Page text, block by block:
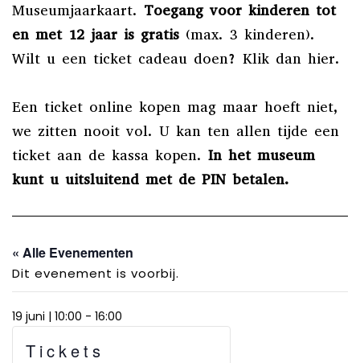
Museumjaarkaart. Toegang voor kinderen tot
en met 12 jaar is gratis (max. 3 kinderen).
Wilt u een ticket cadeau doen? Klik dan hier.
Een ticket online kopen mag maar hoeft niet,
we zitten nooit vol. U kan ten allen tijde een
ticket aan de kassa kopen. In het museum
kunt u uitsluitend met de PIN betalen.
« Alle Evenementen
Dit evenement is voorbij.
19 juni | 10:00 - 16:00
Tickets